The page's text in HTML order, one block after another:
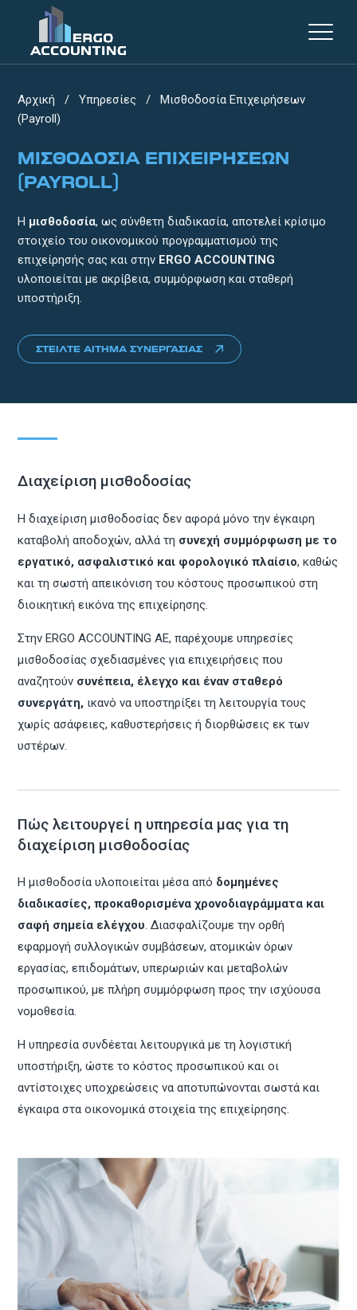
Αρχική /Υπηρεσίες /Μισθοδοσία Επιχειρήσεων
(Payroll)
ΜΙΣΘΟΔΟΣΊΑ ΕΠΙΧΕΙΡΉΣΕΩΝ
(PAYROLL)
Η μισθοδοσία, ως σύνθετη διαδικασία, αποτελεί κρίσιμο
στοιχείο του οικονομικού προγραμματισμού της
επιχείρησής σας και στην ERGO ACCOUNTING
υλοποιείται με ακρίβεια, συμμόρφωση και σταθερή
υποστήριξη.
ΣΤΕΊΛΤΕ ΑΊΤΗΜΑ ΣΥΝΕΡΓΑΣΊΑΣ
Διαχείριση μισθοδοσίας
Η διαχείριση μισθοδοσίας δεν αφορά μόνο την έγκαιρη
καταβολή αποδοχών, αλλά τη συνεχή συμμόρφωση με το
εργατικό, ασφαλιστικό και φορολογικό πλαίσιο, καθώς
και τη σωστή απεικόνιση του κόστους προσωπικού στη
διοικητική εικόνα της επιχείρησης.
Στην ERGO ACCOUNTING AE, παρέχουμε υπηρεσίες
μισθοδοσίας σχεδιασμένες για επιχειρήσεις που
αναζητούν συνέπεια, έλεγχο και έναν σταθερό
συνεργάτη, ικανό να υποστηρίξει τη λειτουργία τους
χωρίς ασάφειες, καθυστερήσεις ή διορθώσεις εκ των
υστέρων.
Πώς λειτουργεί η υπηρεσία μας για τη
διαχείριση μισθοδοσίας
Η μισθοδοσία υλοποιείται μέσα από δομημένες
διαδικασίες, προκαθορισμένα χρονοδιαγράμματα και
σαφή σημεία ελέγχου. Διασφαλίζουμε την ορθή
εφαρμογή συλλογικών συμβάσεων, ατομικών όρων
εργασίας, επιδομάτων, υπερωριών και μεταβολών
προσωπικού, με πλήρη συμμόρφωση προς την ισχύουσα
νομοθεσία.
Η υπηρεσία συνδέεται λειτουργικά με τη λογιστική
υποστήριξη, ώστε το κόστος προσωπικού και οι
αντίστοιχες υποχρεώσεις να αποτυπώνονται σωστά και
έγκαιρα στα οικονομικά στοιχεία της επιχείρησης.